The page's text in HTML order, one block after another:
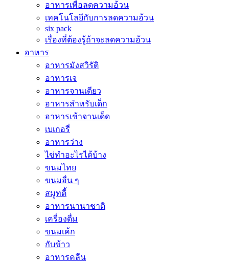
อาหารเพื่อลดความอ้วน
เทคโนโลยีกับการลดความอ้วน
six pack
เรื่องที่ต้องรู้ถ้าจะลดความอ้วน
อาหาร
อาหารมังสวิรัติ
อาหารเจ
อาหารจานเดียว
อาหารสำหรับเด็ก
อาหารเช้าจานเด็ด
เบเกอรี่
อาหารว่าง
ไข่ทำอะไรได้บ้าง
ขนมไทย
ขนมอื่น ๆ
สมูทตี้
อาหารนานาชาติ
เครื่องดื่ม
ขนมเค้ก
กับข้าว
อาหารคลีน